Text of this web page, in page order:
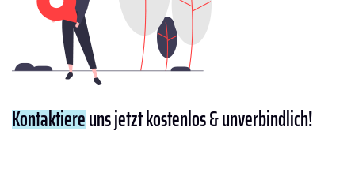
Kontaktiereuns jetzt kostenlos & unverbindlich!